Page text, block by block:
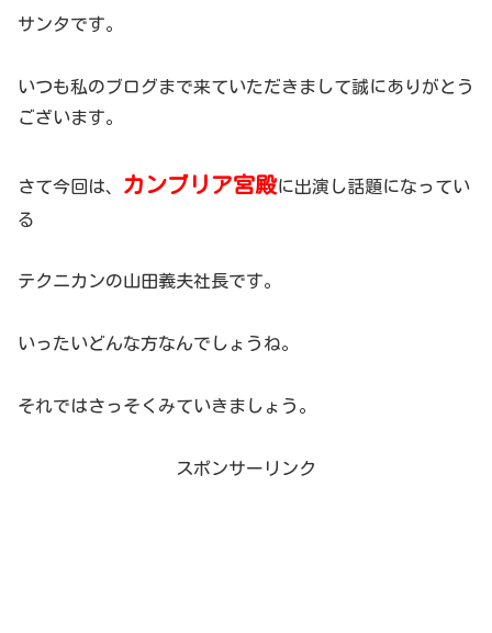
サンタです。
いつも私のブログまで来ていただきまして誠にありがとう
ございます。
さて今回は、 カンブリア宮殿に出演し話題になってい
る
テクニカンの山田義夫社長です。
いったいどんな方なんでしょうね。
それではさっそくみていきましょう。
スポンサーリンク